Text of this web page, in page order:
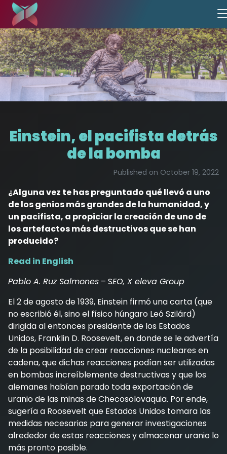
Einstein, el pacifista detrás
de la bomba
Published on October 19, 2022
¿Alguna vez te has preguntado qué llevó a uno
de los genios más grandes de la humanidad, y
un pacifista, a propiciar la creación de uno de
los artefactos más destructivos que se han
producido?
Read in English
Pablo A. Ruz Salmones – SEO, X eleva Group
El 2 de agosto de 1939, Einstein firmó una carta (que
no escribió él, sino el físico húngaro Leó Szilárd)
dirigida al entonces presidente de los Estados
Unidos, Franklin D. Roosevelt, en donde se le advertía
de la posibilidad de crear reacciones nucleares en
cadena, que dichas reacciones podían ser utilizadas
en bombas increíblemente destructivas y que los
alemanes habían parado toda exportación de
uranio de las minas de Checosolovaquia. Por ende,
sugería a Roosevelt que Estados Unidos tomara las
medidas necesarias para generar investigaciones
alrededor de estas reacciones y almacenar uranio lo
más pronto posible.